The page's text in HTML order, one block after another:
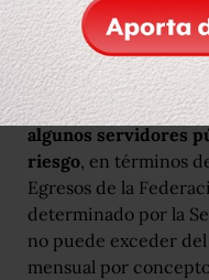
Adicionalmente a la
algunos servidores
riesgo , en términos
Egresos de la
determinado por la
no puede exceder
mensual por